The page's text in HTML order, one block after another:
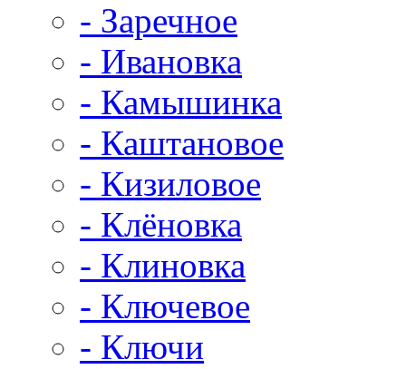
- Заречное
- Ивановка
- Камышинка
- Каштановое
- Кизиловое
- Клёновка
- Клиновка
- Ключевое
- Ключи